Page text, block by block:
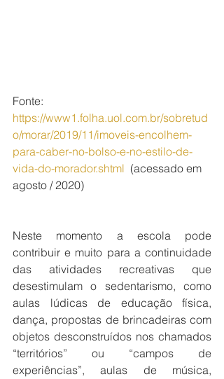
Fonte:
https://www1.folha.uol.com.br/sobretud
o/morar/2019/11/imoveis-encolhem-
para-caber-no-bolso-e-no-estilo-de-
vida-do-morador.shtml
  (acessado em
agosto / 2020)
Neste momento a escola pode
contribuir e muito para a continuidade
das atividades recreativas que
desestimulam o sedentarismo, como
aulas lúdicas de educação física,
dança, propostas de brincadeiras com
objetos desconstruídos nos chamados
“territórios” ou “campos de
experiências”, aulas de música,